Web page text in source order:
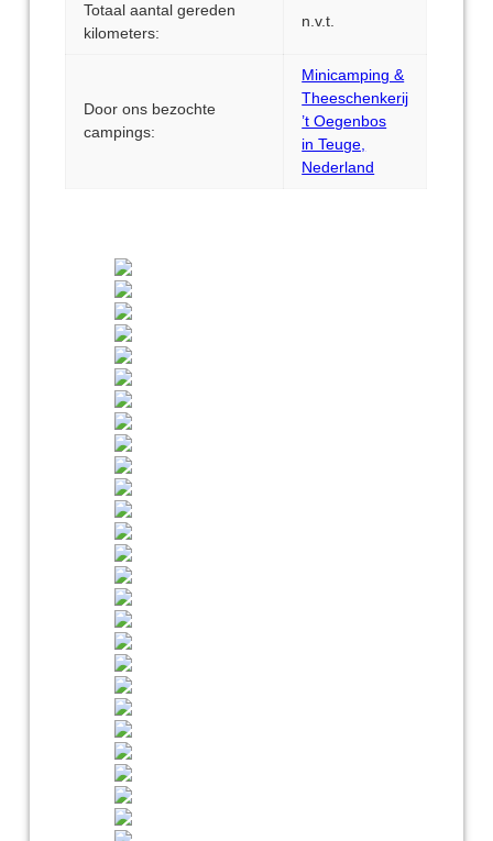
Totaal aantal gereden
kilometers:
n.v.t.
Door ons bezochte
campings:
Minicamping &
Theeschenkerij
’t Oegenbos
in Teuge,
Nederland